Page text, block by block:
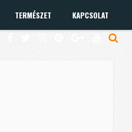
TERMÉSZET KAPCSOLAT